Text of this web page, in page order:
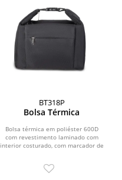
BT318P
Bolsa Térmica
Bolsa térmica em poliéster 600D
com revestimento laminado com
interior costurado, com marcador de